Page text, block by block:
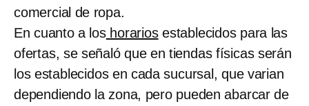
comercial de ropa.
En cuanto a loshorariosestablecidos para las
ofertas, se señaló que en tiendas físicas serán
los establecidos en cada sucursal, que varian
dependiendo la zona, pero pueden abarcar de